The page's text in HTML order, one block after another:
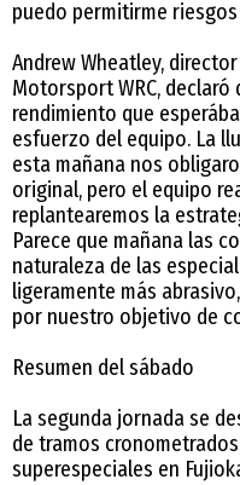
puedo permitirme
Andrew Wheatley,
Motorsport WRC,
rendimiento que
esfuerzo del equipo. La
esta mañana nos
original, pero el equipo
replantearemos la
Parece que mañana las
naturaleza de las
ligeramente más
por nuestro objetivo de
Resumen del sábado
La segunda jornada se
de tramos
superespeciales en